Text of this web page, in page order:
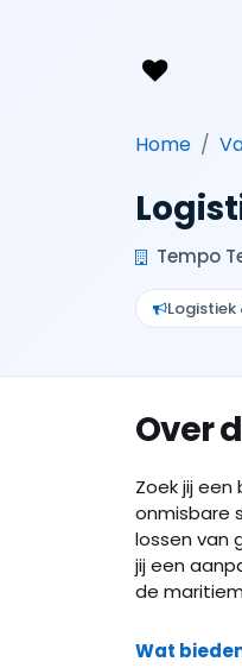
Home
Tempo
Logistiek
Over
Zoek jij
onmisbare
lossen van
jij een
de
Wat